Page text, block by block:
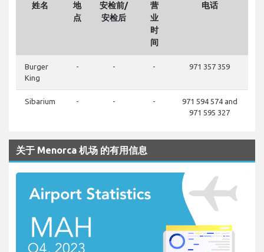
姓名
地
点
安检前/
安检后
营
业
时
间
电话
Burger
King
- - - 971 357 359
Sibarium - - -
971 594 574 and
971 595 327
关于 Menorca 机场 的有用信息